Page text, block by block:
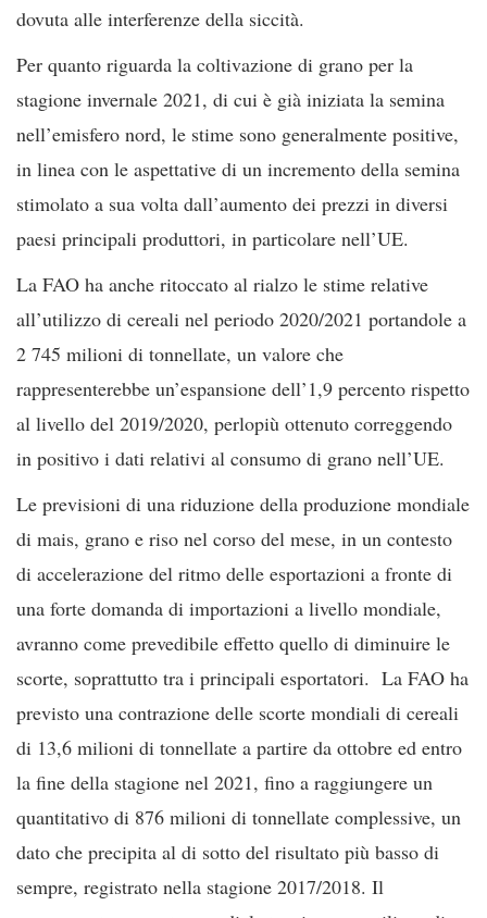
dovuta alle interferenze della siccità.
Per quanto riguarda la coltivazione di grano per la
stagione invernale 2021, di cui è già iniziata la semina
nell’emisfero nord, le stime sono generalmente positive,
in linea con le aspettative di un incremento della semina
stimolato a sua volta dall’aumento dei prezzi in diversi
paesi principali produttori, in particolare nell’UE.
La FAO ha anche ritoccato al rialzo le stime relative
all’utilizzo di cereali nel periodo 2020/2021 portandole a
2 745 milioni di tonnellate, un valore che
rappresenterebbe un’espansione dell’1,9 percento rispetto
al livello del 2019/2020, perlopiù ottenuto correggendo
in positivo i dati relativi al consumo di grano nell’UE.
Le previsioni di una riduzione della produzione mondiale
di mais, grano e riso nel corso del mese, in un contesto
di accelerazione del ritmo delle esportazioni a fronte di
una forte domanda di importazioni a livello mondiale,
avranno come prevedibile effetto quello di diminuire le
scorte, soprattutto tra i principali esportatori. La FAO ha
previsto una contrazione delle scorte mondiali di cereali
di 13,6 milioni di tonnellate a partire da ottobre ed entro
la fine della stagione nel 2021, fino a raggiungere un
quantitativo di 876 milioni di tonnellate complessive, un
dato che precipita al di sotto del risultato più basso di
sempre, registrato nella stagione 2017/2018. Il